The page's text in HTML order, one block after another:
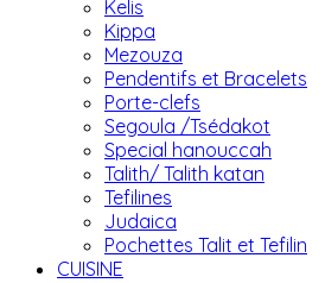
Kelis
Kippa
Mezouza
Pendentifs et Bracelets
Porte-clefs
Segoula /Tsédakot
Special hanouccah
Talith/ Talith katan
Tefilines
Judaica
Pochettes Talit et Tefilin
CUISINE